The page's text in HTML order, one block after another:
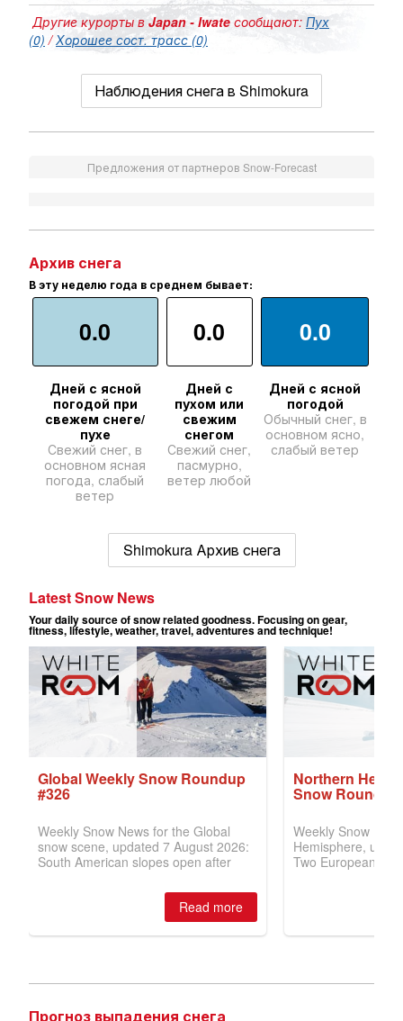
Другие курорты вJapan - Iwate сообщают: Пух
(0) /Хорошее сост. трасс (0)
Наблюдения снега в Shimokura
Предложения от партнеров Snow-Forecast
Архив снега
В эту неделю года в среднем бывает:
0.0
Дней с ясной
погодой при
свежем снеге/
пухе
Свежий снег, в
основном ясная
погода, слабый
ветер
0.0
Дней с
пухом или
свежим
снегом
Свежий снег,
пасмурно,
ветер любой
0.0
Дней с ясной
погодой
Обычный снег, в
основном ясно,
слабый ветер
Shimokura Архив снега
Прогноз выпадения снега